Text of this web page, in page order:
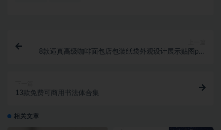
8款逼真高级咖啡面包店包装纸袋外观设计展示贴图psd
13款免费可商用书法体合集
相关文章